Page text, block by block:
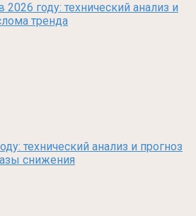
2026 году: технический анализ и
тренда
технический анализ и прогноз
снижения